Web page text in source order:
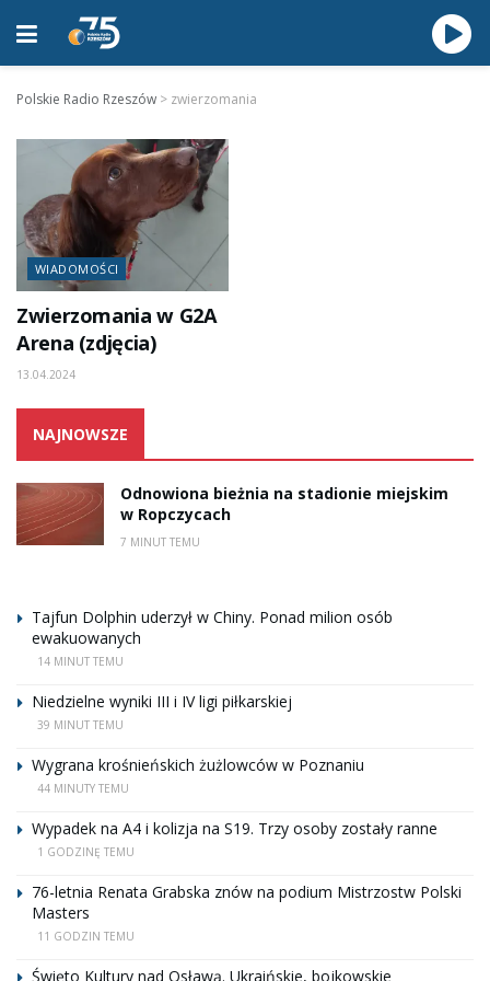
Polskie Radio Rzeszów > zwierzomania
WIADOMOŚCI
Zwierzomania w G2A
Arena (zdjęcia)
13.04.2024
NAJNOWSZE
Odnowiona bieżnia na stadionie miejskim
w Ropczycach
7 MINUT TEMU
Tajfun Dolphin uderzył w Chiny. Ponad milion osób
ewakuowanych
14 MINUT TEMU
Niedzielne wyniki III i IV ligi piłkarskiej
39 MINUT TEMU
Wygrana krośnieńskich żużlowców w Poznaniu
44 MINUTY TEMU
Wypadek na A4 i kolizja na S19. Trzy osoby zostały ranne
1 GODZINĘ TEMU
76-letnia Renata Grabska znów na podium Mistrzostw Polski
Masters
11 GODZIN TEMU
Święto Kultury nad Osławą. Ukraińskie, bojkowskie